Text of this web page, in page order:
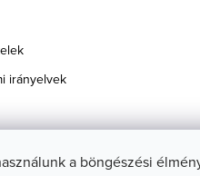
a böngészési
irányelvek